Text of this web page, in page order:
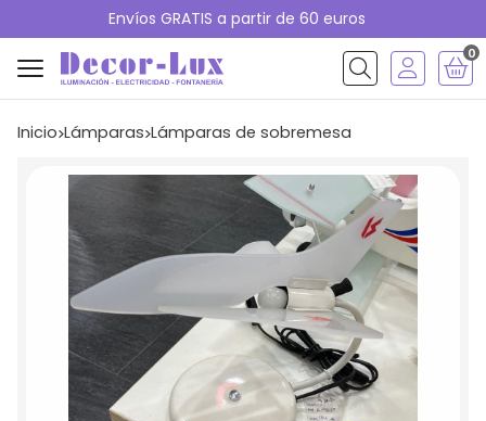
Envíos GRATIS a partir de 60 euros
Buscar
0
Inicio lámparas lámparas de sobremesa